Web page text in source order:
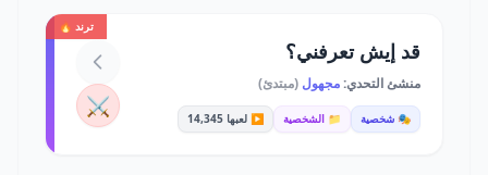
ترند 🔥
قد إيش تعرفني؟
منشئ التحدي:مجهول (مبتدئ)
🎭 شخصية 📁 الشخصية ▶️ لعبها 14,345 ⚔️